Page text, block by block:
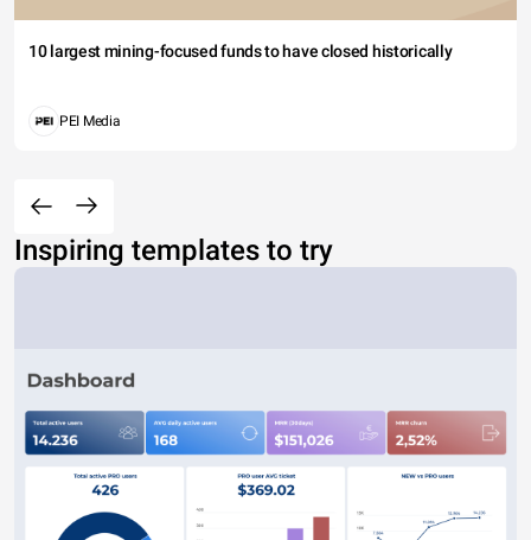
10 largest mining-focused funds to have closed historically
PEI Media
Inspiring templates to try